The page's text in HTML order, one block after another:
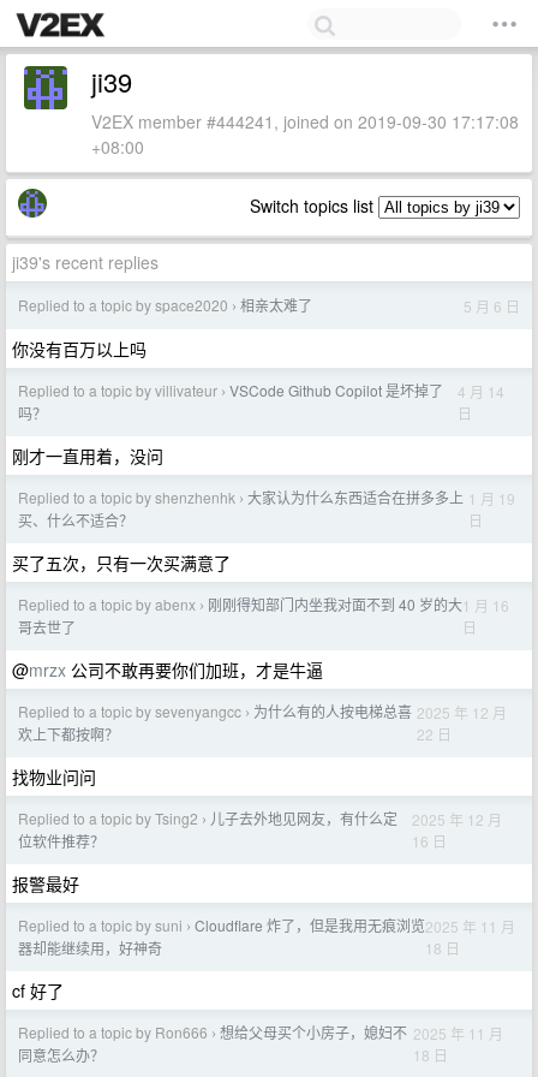
ji39
V2EX member #444241, joined on 2019-09-30 17:17:08
+08:00
Switch topics list
ji39's recent replies
Replied to a topic by space2020 › 相亲太难了 5 月 6 日
你没有百万以上吗
Replied to a topic by villivateur › VSCode Github Copilot 是坏掉了
吗？
4 月 14
日
刚才一直用着，没问
Replied to a topic by shenzhenhk › 大家认为什么东西适合在拼多多上
买、什么不适合？
1 月 19
日
买了五次，只有一次买满意了
Replied to a topic by abenx › 刚刚得知部门内坐我对面不到 40 岁的大
哥去世了
1 月 16
日
@mrzx 公司不敢再要你们加班，才是牛逼
Replied to a topic by sevenyangcc › 为什么有的人按电梯总喜
欢上下都按啊？
2025 年 12 月
22 日
找物业问问
Replied to a topic by Tsing2 › 儿子去外地见网友，有什么定
位软件推荐？
2025 年 12 月
16 日
报警最好
Replied to a topic by suni › Cloudflare 炸了，但是我用无痕浏览
器却能继续用，好神奇
2025 年 11 月
18 日
cf 好了
Replied to a topic by Ron666 › 想给父母买个小房子，媳妇不
同意怎么办？
2025 年 11 月
18 日